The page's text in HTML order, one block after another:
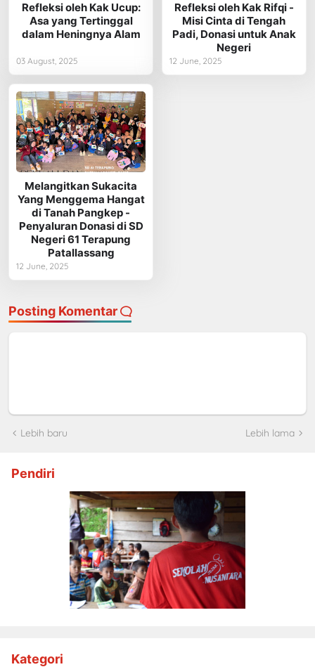
Refleksi oleh Kak Ucup:
Asa yang Tertinggal
dalam Heningnya Alam
03 August, 2025
Refleksi oleh Kak Rifqi -
Misi Cinta di Tengah
Padi, Donasi untuk Anak
Negeri
12 June, 2025
Melangitkan Sukacita
Yang Menggema Hangat
di Tanah Pangkep -
Penyaluran Donasi di SD
Negeri 61 Terapung
Patallassang
12 June, 2025
Posting Komentar
Lebih baru Lebih lama
Pendiri
Kategori